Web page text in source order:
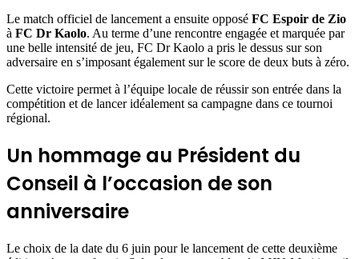
Le match officiel de lancement a ensuite opposé FC Espoir de Zio
à FC Dr Kaolo. Au terme d’une rencontre engagée et marquée par
une belle intensité de jeu, FC Dr Kaolo a pris le dessus sur son
adversaire en s’imposant également sur le score de deux buts à zéro.
Cette victoire permet à l’équipe locale de réussir son entrée dans la
compétition et de lancer idéalement sa campagne dans ce tournoi
régional.
Un hommage au Président du
Conseil à l’occasion de son
anniversaire
Le choix de la date du 6 juin pour le lancement de cette deuxième